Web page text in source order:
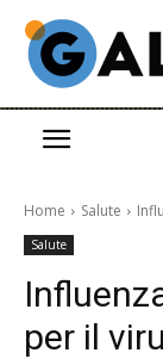
Home Salute
Salute
per il